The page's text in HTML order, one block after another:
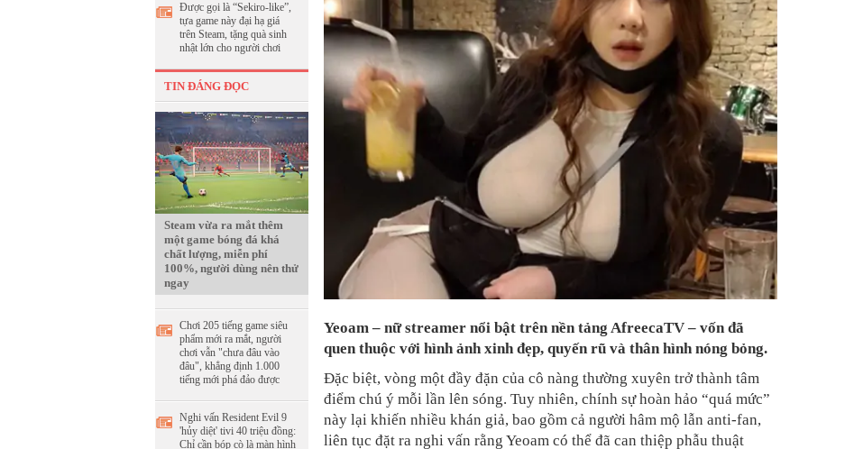
Được gọi là “Sekiro-like”,
tựa game này đại hạ giá
trên Steam, tặng quà sinh
nhật lớn cho người chơi
TIN ĐÁNG ĐỌC
Steam vừa ra mắt thêm
một game bóng đá khá
chất lượng, miễn phí
100%, người dùng nên thử
ngay
Chơi 205 tiếng game siêu
phẩm mới ra mắt, người
chơi vẫn "chưa đâu vào
đâu", khẳng định 1.000
tiếng mới phá đảo được
Nghi vấn Resident Evil 9
'hủy diệt' tivi 40 triệu đồng:
Chỉ cần bóp cò là màn hình
Yeoam – nữ streamer nổi bật trên nền tảng AfreecaTV – vốn đã
quen thuộc với hình ảnh xinh đẹp, quyến rũ và thân hình nóng bỏng.
Đặc biệt, vòng một đầy đặn của cô nàng thường xuyên trở thành tâm
điểm chú ý mỗi lần lên sóng. Tuy nhiên, chính sự hoàn hảo “quá mức”
này lại khiến nhiều khán giả, bao gồm cả người hâm mộ lẫn anti-fan,
liên tục đặt ra nghi vấn rằng Yeoam có thể đã can thiệp phẫu thuật